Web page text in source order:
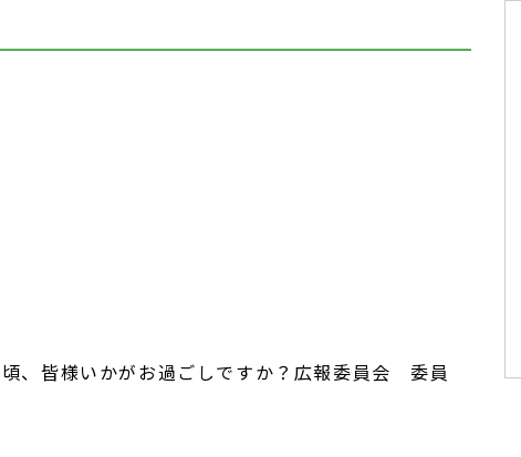
、皆様いかがお過ごしですか？広報委員会 委員